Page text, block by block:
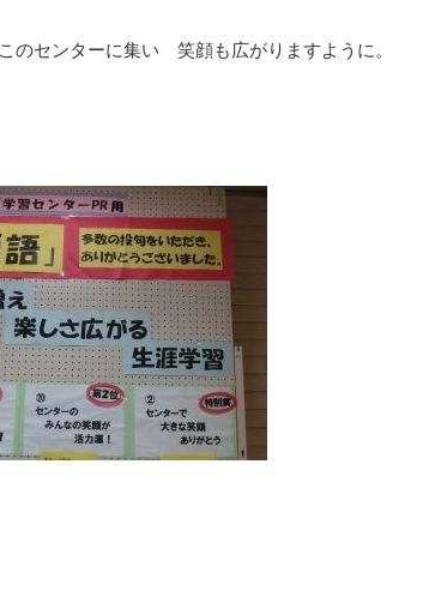
のセンターに集い 笑顔も広がりますように。